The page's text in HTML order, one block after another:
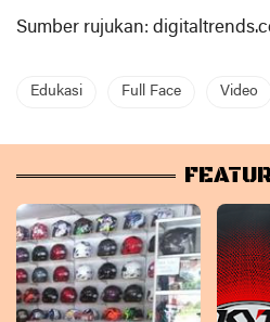
Sumber rujukan:
Edukasi Full Face Video